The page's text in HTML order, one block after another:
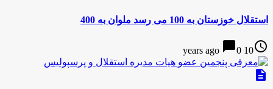
استقلال خوزستان به 100 می رسد ملوان به 400
access_time
10 years ago
chat_bubble0
description